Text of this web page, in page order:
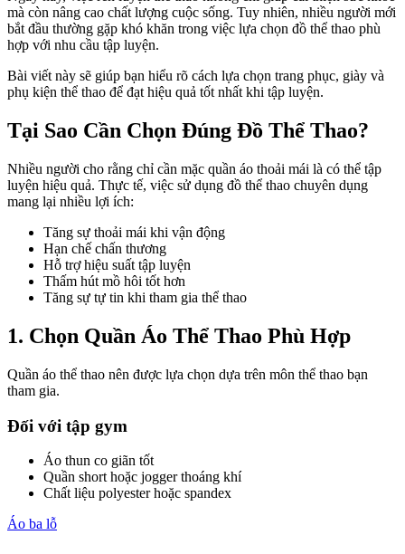
mà còn nâng cao chất lượng cuộc sống. Tuy nhiên, nhiều người mới
bắt đầu thường gặp khó khăn trong việc lựa chọn đồ thể thao phù
hợp với nhu cầu tập luyện.
Bài viết này sẽ giúp bạn hiểu rõ cách lựa chọn trang phục, giày và
phụ kiện thể thao để đạt hiệu quả tốt nhất khi tập luyện.
Tại Sao Cần Chọn Đúng Đồ Thể Thao?
Nhiều người cho rằng chỉ cần mặc quần áo thoải mái là có thể tập
luyện hiệu quả. Thực tế, việc sử dụng đồ thể thao chuyên dụng
mang lại nhiều lợi ích:
Tăng sự thoải mái khi vận động
Hạn chế chấn thương
Hỗ trợ hiệu suất tập luyện
Thấm hút mồ hôi tốt hơn
Tăng sự tự tin khi tham gia thể thao
1. Chọn Quần Áo Thể Thao Phù Hợp
Quần áo thể thao nên được lựa chọn dựa trên môn thể thao bạn
tham gia.
Đối với tập gym
Áo thun co giãn tốt
Quần short hoặc jogger thoáng khí
Chất liệu polyester hoặc spandex
Áo ba lỗ